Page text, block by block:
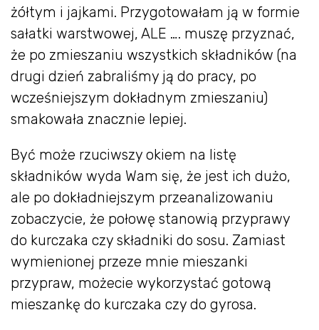
żółtym i jajkami. Przygotowałam ją w formie
sałatki warstwowej, ALE …. muszę przyznać,
że po zmieszaniu wszystkich składników (na
drugi dzień zabraliśmy ją do pracy, po
wcześniejszym dokładnym zmieszaniu)
smakowała znacznie lepiej.
Być może rzuciwszy okiem na listę
składników wyda Wam się, że jest ich dużo,
ale po dokładniejszym przeanalizowaniu
zobaczycie, że połowę stanowią przyprawy
do kurczaka czy składniki do sosu. Zamiast
wymienionej przeze mnie mieszanki
przypraw, możecie wykorzystać gotową
mieszankę do kurczaka czy do gyrosa.